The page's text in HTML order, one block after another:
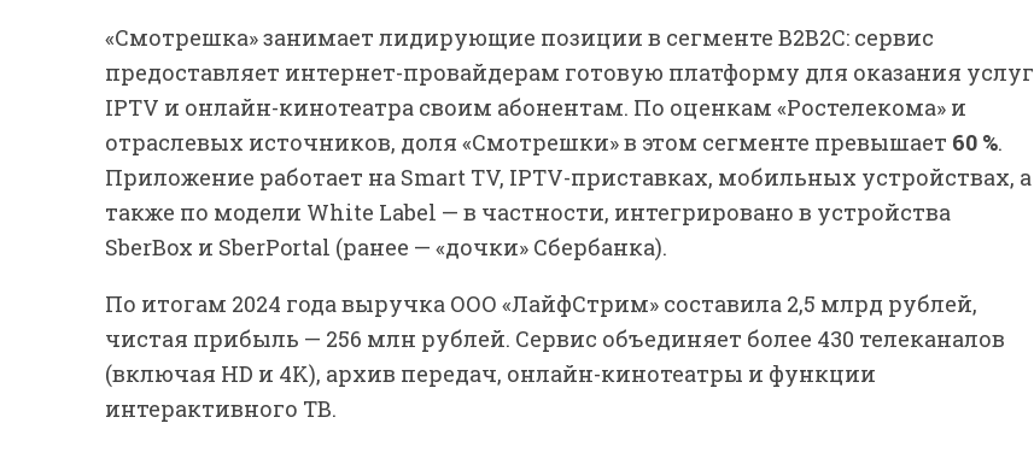
«Смотрешка» занимает лидирующие позиции в сегменте B2B2C: сервис
предоставляет интернет-провайдерам готовую платформу для оказания услуг
IPTV и онлайн-кинотеатра своим абонентам. По оценкам «Ростелекома» и
отраслевых источников, доля «Смотрешки» в этом сегменте превышает 60 %.
Приложение работает на Smart TV, IPTV-приставках, мобильных устройствах, а
также по модели White Label — в частности, интегрировано в устройства
SberBox и SberPortal (ранее — «дочки» Сбербанка).
По итогам 2024 года выручка ООО «ЛайфСтрим» составила 2,5 млрд рублей,
чистая прибыль — 256 млн рублей. Сервис объединяет более 430 телеканалов
(включая HD и 4K), архив передач, онлайн-кинотеатры и функции
интерактивного ТВ.